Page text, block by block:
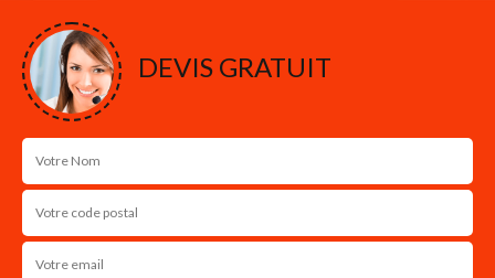
DEVIS GRATUIT